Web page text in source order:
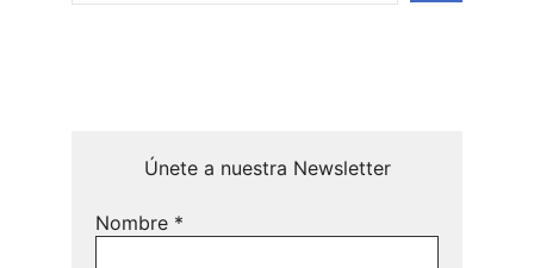
Únete a nuestra Newsletter
Nombre *